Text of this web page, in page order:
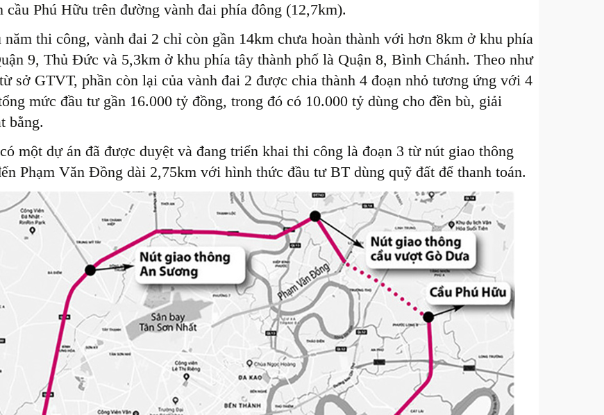
cầu Phú Hữu trên đường vành đai phía đông (12,7km).
năm thi công, vành đai 2 chỉ còn gần 14km chưa hoàn thành với hơn 8km ở khu phía
9, Thủ Đức và 5,3km ở khu phía tây thành phố là Quận 8, Bình Chánh. Theo như
sở GTVT, phần còn lại của vành đai 2 được chia thành 4 đoạn nhỏ tương ứng với 4
mức đầu tư gần 16.000 tỷ đồng, trong đó có 10.000 tỷ dùng cho đền bù, giải
bằng.
một dự án đã được duyệt và đang triển khai thi công là đoạn 3 từ nút giao thông
Phạm Văn Đồng dài 2,75km với hình thức đầu tư BT dùng quỹ đất để thanh toán.